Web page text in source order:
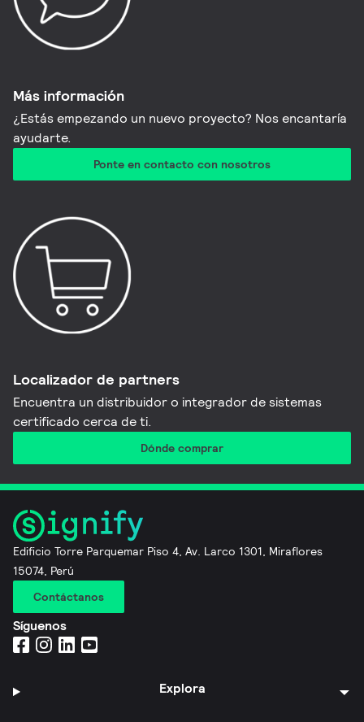
Más información
¿Estás empezando un nuevo proyecto? Nos encantaría
ayudarte.
Ponte en contacto con nosotros
Localizador de partners
Encuentra un distribuidor o integrador de sistemas
certificado cerca de ti.
Dónde comprar
Edificio Torre Parquemar Piso 4, Av. Larco 1301, Miraflores
15074, Perú
Contáctanos
Síguenos
Explora